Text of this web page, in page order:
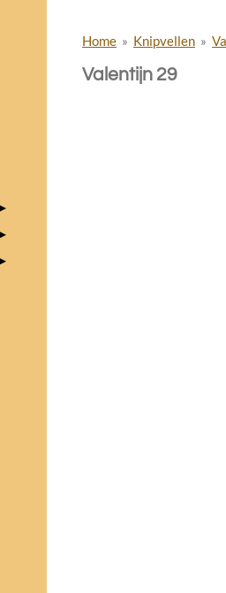
Home » Knipvellen »
Valentijn 29